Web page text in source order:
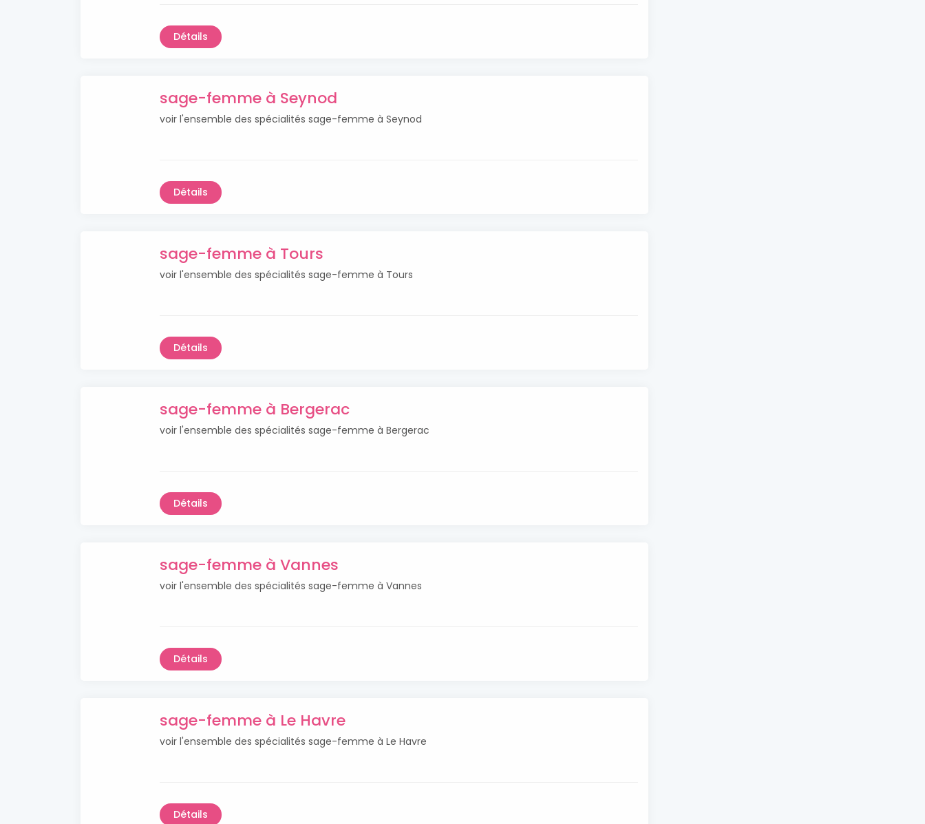
Détails
sage-femme à Seynod
voir l'ensemble des spécialités sage-femme à Seynod
Détails
sage-femme à Tours
voir l'ensemble des spécialités sage-femme à Tours
Détails
sage-femme à Bergerac
voir l'ensemble des spécialités sage-femme à Bergerac
Détails
sage-femme à Vannes
voir l'ensemble des spécialités sage-femme à Vannes
Détails
sage-femme à Le Havre
voir l'ensemble des spécialités sage-femme à Le Havre
Détails